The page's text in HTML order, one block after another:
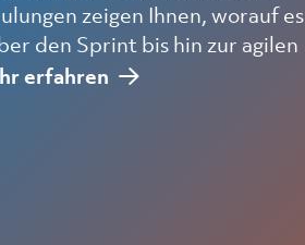
zeigen Ihnen, worauf es
den Sprint bis hin zur agilen
erfahren